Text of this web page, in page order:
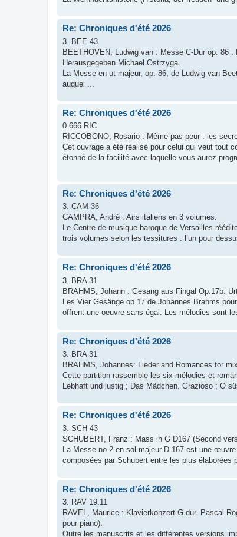
Re: Chroniques d'été 2026
3. BEE 43
BEETHOVEN, Ludwig van : Messe C-Dur op. 86 .
Herausgegeben Michael Ostrzyga.
La Messe en ut majeur, op. 86, de Ludwig van
auquel ...
Re: Chroniques d'été 2026
0.666 RIC
RICCOBONO, Rosario : Même pas peur : les
Cet ouvrage a été réalisé pour celui qui veut tout
étonné de la facilité avec laquelle vous aurez
Re: Chroniques d'été 2026
3. CAM 36
CAMPRA, André : Airs italiens en 3 volumes.
Le Centre de musique baroque de Versailles
trois volumes selon les tessitures : l’un pour
Re: Chroniques d'été 2026
3. BRA 31
BRAHMS, Johann : Gesang aus Fingal Op.17b.
Les Vier Gesänge op.17 de Johannes Brahms
offrent une oeuvre sans égal. Les mélodies sont
Re: Chroniques d'été 2026
3. BRA 31
BRAHMS, Johannes: Lieder and Romances for
Cette partition rassemble les six mélodies et
Lebhaft und lustig ; Das Mädchen. Grazioso ; O
Re: Chroniques d'été 2026
3. SCH 43
SCHUBERT, Franz : Mass in G D167 (Second
La Messe no 2 en sol majeur D.167 est une
composées par Schubert entre les plus élaborées
Re: Chroniques d'été 2026
3. RAV 19.11
RAVEL, Maurice : Klavierkonzert G-dur. Pascal
pour piano).
Outre les manuscrits et les différentes versions